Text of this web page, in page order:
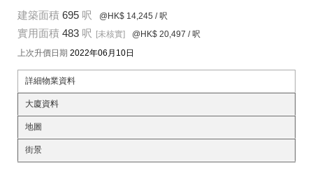
建築面積 695 呎 @HK$ 14,245 / 呎
實用面積 483 呎 [未核實] @HK$ 20,497 / 呎
上次升價日期 2022年06月10日
詳細物業資料
大廈資料
地圖
街景